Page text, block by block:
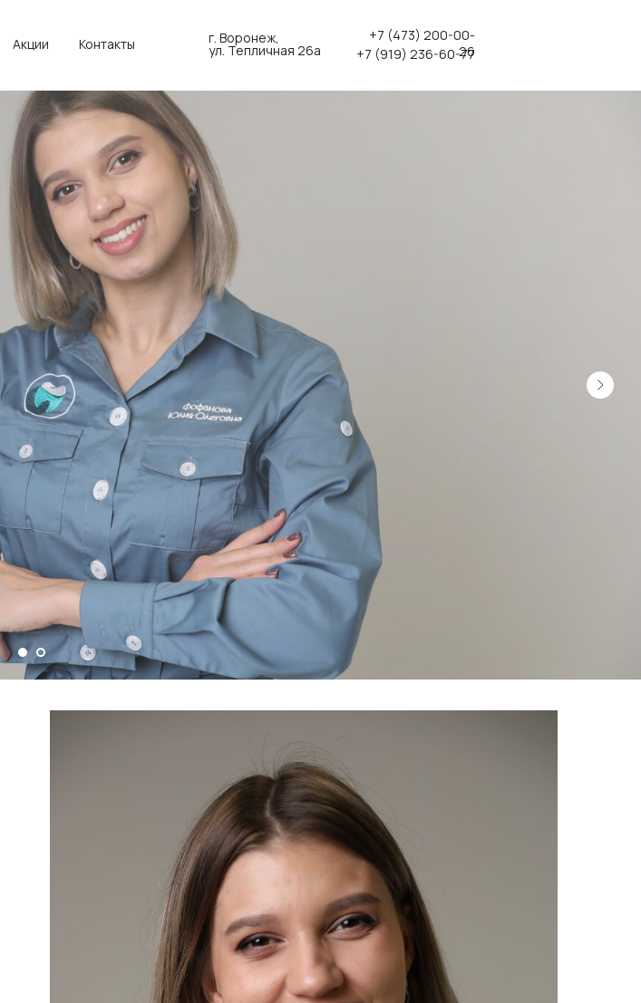
Акции Контакты г. Воронеж,
ул. Тепличная 26а
+7 (473) 200-00-
26
+7 (919) 236-60-77